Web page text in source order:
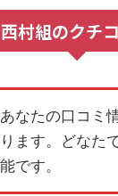
西村組のクチ
あなたの口コミ
ります。どなた
能です。